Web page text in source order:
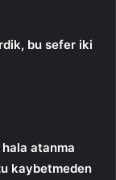
bu sefer iki
atanma
kaybetmeden